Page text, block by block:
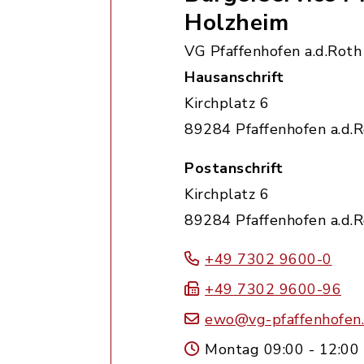
Holzheim
VG Pfaffenhofen a.d.Roth
Hausanschrift
Kirchplatz 6
89284 Pfaffenhofen
Postanschrift
Kirchplatz 6
89284 Pfaffenhofen
+49 7302 9600-0
+49 7302 9600-96
ewo@vg-
Montag 09:00 - 12:00